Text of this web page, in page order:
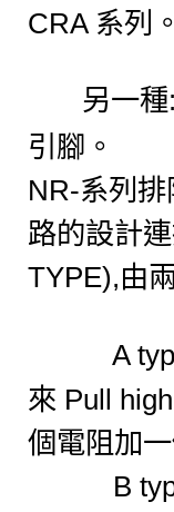
CRA 系列。
另一種
引腳。
NR-系列
路的設計
TYPE),由
A
來 Pull
個電阻加
B